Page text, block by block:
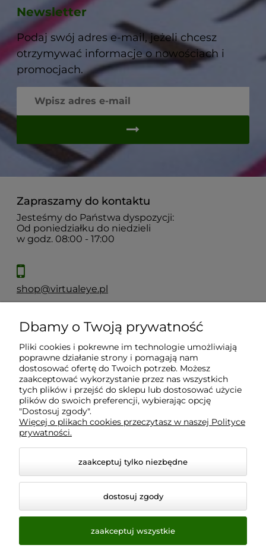
Newsletter
Podaj swój adres e-mail, jeżeli chcesz
otrzymywać informacje o nowościach i
promocjach.
Zapraszamy do kontaktu
Jesteśmy do Państwa dyspozycji:
Od poniedziałku do niedzieli
w godz. 08:00 - 17:00
shop@virtualeye.pl
Moje konto
Płatności i dostawa
Informacje
O nas
Dbamy o Twoją prywatność
Pliki cookies i pokrewne im technologie umożliwiają
poprawne działanie strony i pomagają nam
dostosować ofertę do Twoich potrzeb. Możesz
zaakceptować wykorzystanie przez nas wszystkich
tych plików i przejść do sklepu lub dostosować użycie
plików do swoich preferencji, wybierając opcję
"Dostosuj zgody".
Więcej o plikach cookies przeczytasz w naszej Polityce
prywatności.
zaakceptuj tylko niezbędne
dostosuj zgody
zaakceptuj wszystkie